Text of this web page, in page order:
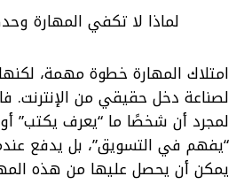
لماذا لا تكفي المهارة
امتلاك المهارة خطوة مهمة،
لصناعة دخل حقيقي من الإنترنت.
لمجرد أن شخصًا ما “يعرف يكتب”
“يفهم في التسويق”، بل يدفع
يمكن أن يحصل عليها من هذه